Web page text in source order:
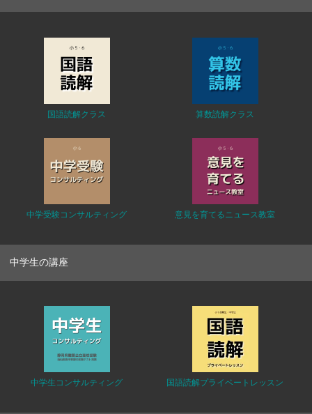
国語読解クラス 算数読解クラス
中学受験コンサルティング 意見を育てるニュース教室
中学生の講座
中学生コンサルティング 国語読解プライベートレッスン